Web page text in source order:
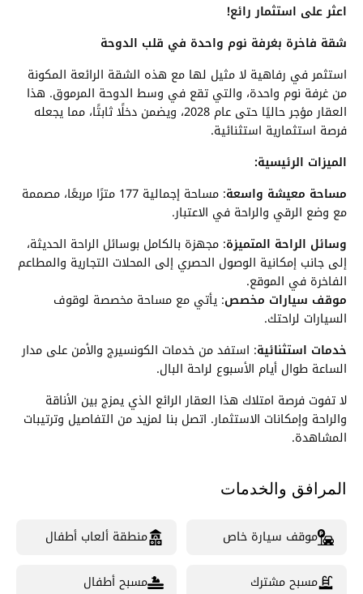
اعثر على استثمار رائع!
شقة فاخرة بغرفة نوم واحدة في قلب الدوحة
استثمر في رفاهية لا مثيل لها مع هذه الشقة الرائعة المكونة
من غرفة نوم واحدة، والتي تقع في وسط الدوحة المرموق. هذا
العقار مؤجر حاليًا حتى عام 2028، ويضمن دخلًا ثابتًا، مما يجعله
فرصة استثمارية استثنائية.
الميزات الرئيسية:
مساحة معيشة واسعة
: مساحة إجمالية 177 مترًا مربعًا، مصممة
مع وضع الرقي والراحة في الاعتبار.
وسائل الراحة المتميزة: مجهزة بالكامل بوسائل الراحة الحديثة،
إلى جانب إمكانية الوصول الحصري إلى المحلات التجارية والمطاعم
الفاخرة في الموقع.
موقف سيارات مخصص: يأتي مع مساحة مخصصة لوقوف
السيارات لراحتك.
خدمات استثنائية: استفد من خدمات الكونسيرج والأمن على مدار
الساعة طوال أيام الأسبوع لراحة البال.
لا تفوت فرصة امتلاك هذا العقار الرائع الذي يمزج بين الأناقة
والراحة وإمكانات الاستثمار. اتصل بنا لمزيد من التفاصيل وترتيبات
المشاهدة.
المرافق والخدمات
موقف سيارة خاص منطقة ألعاب أطفال
مسبح مشترك مسبح أطفال